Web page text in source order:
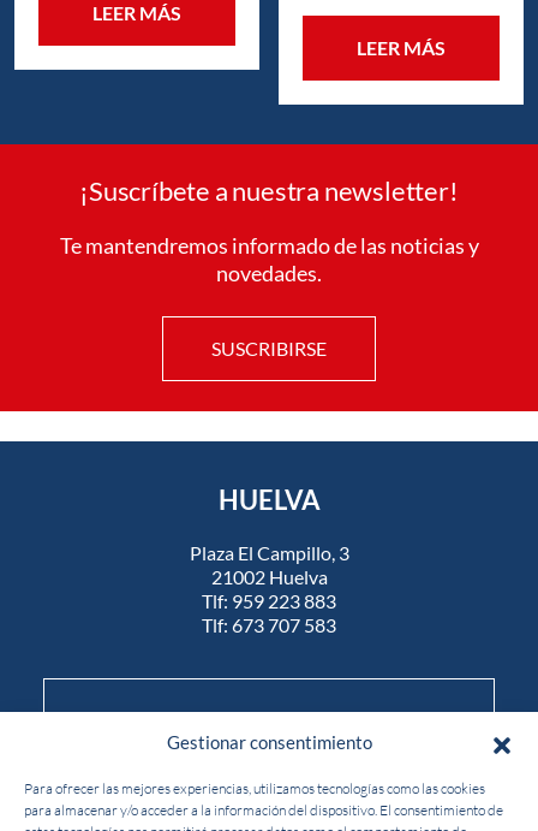
Gestionar consentimiento
Para ofrecer las mejores experiencias, utilizamos tecnologías como las cookies
para almacenar y/o acceder a la información del dispositivo. El consentimiento de
LEER MÁS
LEER MÁS
¡Suscríbete a nuestra newsletter!
Te mantendremos informado de las noticias y
novedades.
SUSCRIBIRSE
HUELVA
Plaza El Campillo, 3
21002 Huelva
Tlf: 959 223 883
Tlf: 673 707 583
Realiza la inscripción al curso a través de
nuestra
OFICINA VIRTUAL